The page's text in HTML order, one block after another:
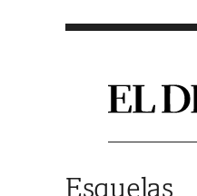
Esquelas